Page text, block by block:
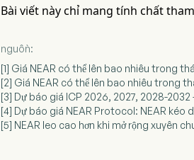
Bài viết này chỉ mang tính chất
nguồn:
[1] Giá NEAR có thể lên bao nhiêu trong
[2] Giá NEAR có thể lên bao nhiêu trong
[3] Dự báo giá ICP 2026, 2027, 2028-
[4] Dự báo giá NEAR Protocol: NEAR kéo
[5] NEAR leo cao hơn khi mở rộng xuyên